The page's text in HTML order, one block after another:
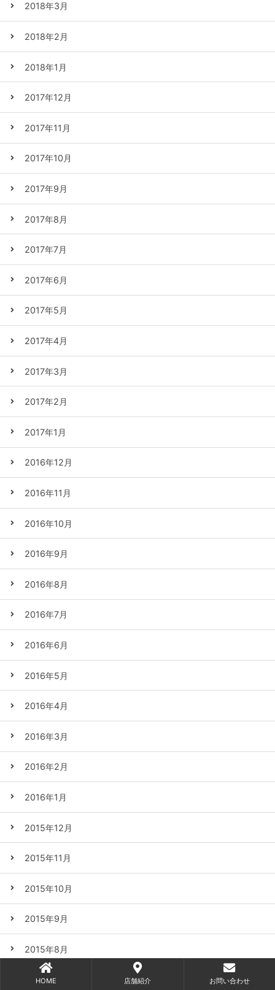
2018年3月
2018年2月
2018年1月
2017年12月
2017年11月
2017年10月
2017年9月
2017年8月
2017年7月
2017年6月
2017年5月
2017年4月
2017年3月
2017年2月
2017年1月
2016年12月
2016年11月
2016年10月
2016年9月
2016年8月
2016年7月
2016年6月
2016年5月
2016年4月
2016年3月
2016年2月
2016年1月
2015年12月
2015年11月
2015年10月
2015年9月
2015年8月
2015年7月
HOME 店舗紹介 お問い合わせ